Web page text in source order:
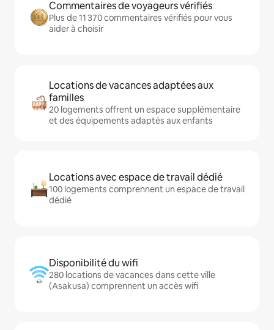
Commentaires de voyageurs vérifiés
Plus de 11 370 commentaires vérifiés pour vous
aider à choisir
Locations de vacances adaptées aux
familles
20 logements offrent un espace supplémentaire
et des équipements adaptés aux enfants
Locations avec espace de travail dédié
100 logements comprennent un espace de travail
dédié
Disponibilité du wifi
280 locations de vacances dans cette ville
(Asakusa) comprennent un accès wifi